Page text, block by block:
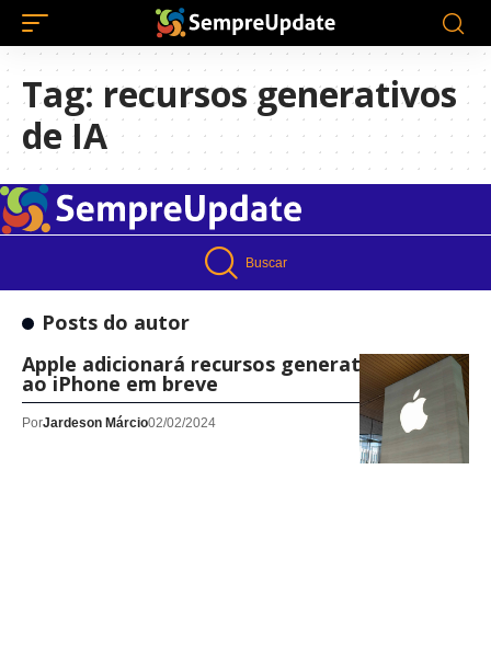
Tag: recursos generativos
de IA
Buscar
Posts do autor
Apple adicionará recursos generativos de IA
ao iPhone em breve
PorJardeson Márcio02/02/2024